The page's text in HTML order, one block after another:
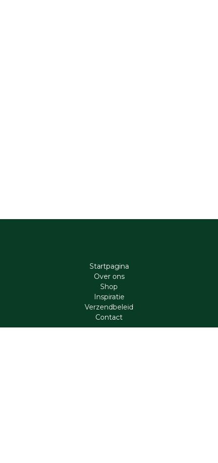
Startpagina
Ove​r​ ons
Shop
Inspiratie
Verzendbeleid
Cont​act